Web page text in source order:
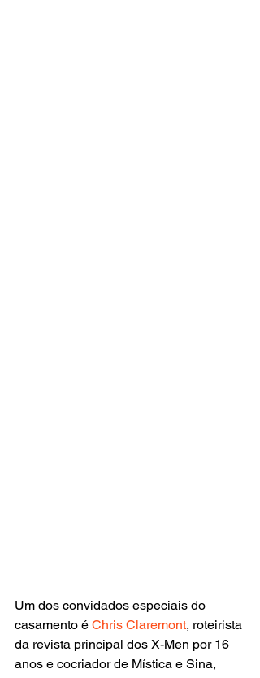
Um dos convidados especiais do
casamento é Chris Claremont, roteirista
da revista principal dos X-Men por 16
anos e cocriador de Mística e Sina,